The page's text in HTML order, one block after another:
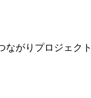
がりプロジェ